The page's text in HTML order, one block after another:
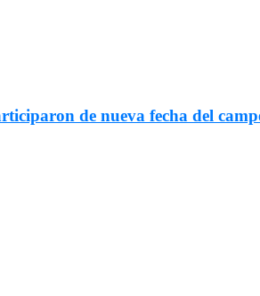
de nueva fecha del